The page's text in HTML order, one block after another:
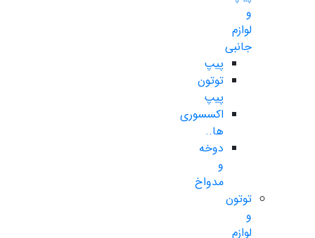
و
لوازم
جانبی
پیپ
توتون
پیپ
اکسسوری
ها..
دوخه
و
مدواخ
توتون
و
لوازم